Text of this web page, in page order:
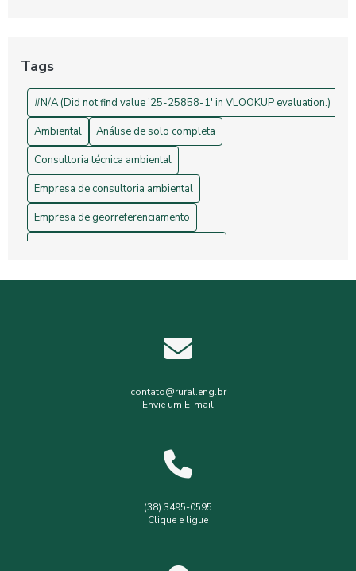
Construção Civil
Drones na Topografia: Revolucionando Medições e Mapas
Tags
#N/A (Did not find value '25-25858-1' in VLOOKUP evaluation.)
Ambiental
Análise de solo completa
Consultoria técnica ambiental
Empresa de consultoria ambiental
Empresa de georreferenciamento
Gerenciamento de resíduos hospitalares
Gerenciamento de resíduos sólidos
Levantamento planialtimétrico cadastral
Levantamento topográfico com drone
contato@rural.eng.br
Envie um E-mail
(38) 3495-0595
Clique e ligue